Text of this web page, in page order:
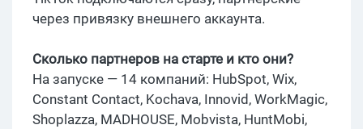
через привязку внешнего аккаунта.
Сколько партнеров на старте и кто они?
На запуске — 14 компаний: HubSpot, Wix,
Constant Contact, Kochava, Innovid, WorkMagic,
Shoplazza, MADHOUSE, Mobvista, HuntMobi,